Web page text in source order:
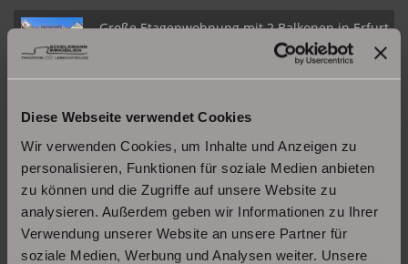
Diese Webseite verwendet Cookies
Wir verwenden Cookies, um Inhalte und Anzeigen zu
personalisieren, Funktionen für soziale Medien anbieten
zu können und die Zugriffe auf unsere Website zu
analysieren. Außerdem geben wir Informationen zu Ihrer
Verwendung unserer Website an unsere Partner für
soziale Medien, Werbung und Analysen weiter. Unsere
Große Etagenwohnung mit 2 Balkonen in Erfurt
Schöne Erdgeschosswohnung mit Balkon in
Erfurt Daberstedt
Moderne, bezugsbereite 1Raumwohnung mit
Einbauküche & Stellplatz